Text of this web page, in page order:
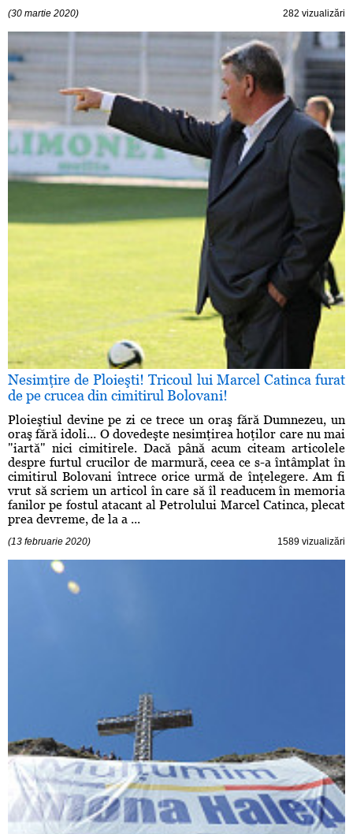
(30 martie 2020) 282 vizualizări
Nesimţire de Ploieşti! Tricoul lui Marcel Catinca furat
de pe crucea din cimitirul Bolovani!
Ploieştiul devine pe zi ce trece un oraş fără Dumnezeu, un
oraş fără idoli... O dovedeşte nesimţirea hoţilor care nu mai
"iartă" nici cimitirele. Dacă până acum citeam articolele
despre furtul crucilor de marmură, ceea ce s-a întâmplat în
cimitirul Bolovani întrece orice urmă de înţelegere. Am fi
vrut să scriem un articol în care să îl readucem în memoria
fanilor pe fostul atacant al Petrolului Marcel Catinca, plecat
prea devreme, de la a ...
(13 februarie 2020) 1589 vizualizări